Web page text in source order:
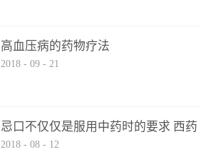
高血压病的药物疗法
2018 - 09 - 21
忌口不仅仅是服用中药时的要求 西药
同样适用
2018 - 08 - 12